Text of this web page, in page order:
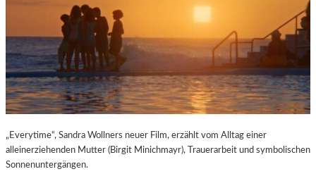
„Everytime“, Sandra Wollners neuer Film, erzählt vom Alltag einer
alleinerziehenden Mutter (Birgit Minichmayr), Trauerarbeit und symbolischen
Sonnenuntergängen.